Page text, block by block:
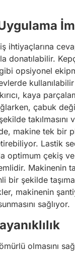
ihtiyaçlarına
donatılabilir.
opsiyonel
kaya
çabuk
takılmasını
makine tek bir
Lastik
optimum çekiş
Makinenin
bir şekilde
makinenin
sağlıyor.
olmasını